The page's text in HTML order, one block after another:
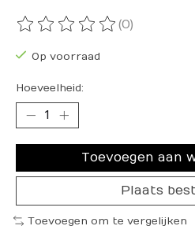
De beoordeling van dit
(0)
Op voorraad
Hoeveelheid:
Toevoegen aan
Plaats
Toevoegen om te vergelijken